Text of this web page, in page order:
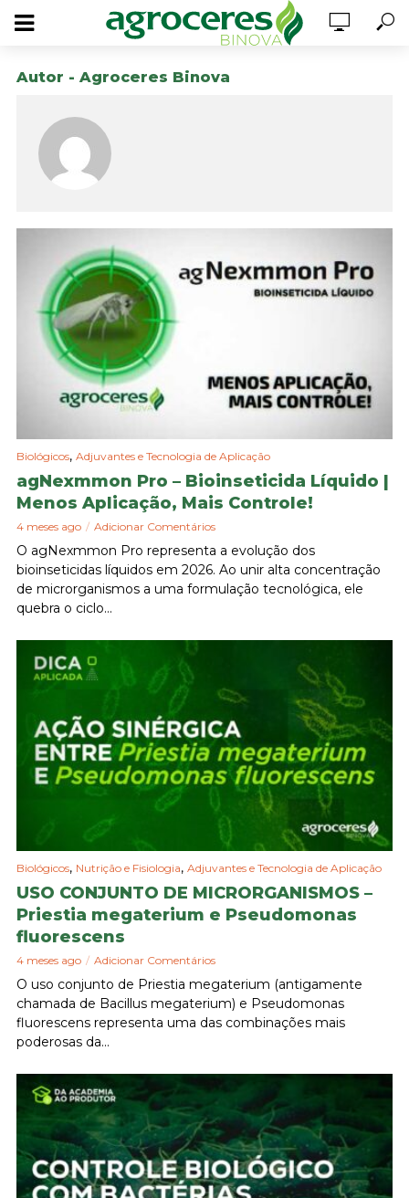
Autor - Agroceres Binova
Biológicos, Adjuvantes e Tecnologia de Aplicação
agNexmmon Pro – Bioinseticida Líquido |
Menos Aplicação, Mais Controle!
4 meses ago Adicionar Comentários
O agNexmmon Pro representa a evolução dos
bioinseticidas líquidos em 2026. Ao unir alta concentração
de microrganismos a uma formulação tecnológica, ele
quebra o ciclo...
Biológicos, Nutrição e Fisiologia, Adjuvantes e Tecnologia de Aplicação
USO CONJUNTO DE MICRORGANISMOS –
Priestia megaterium e Pseudomonas
fluorescens
4 meses ago Adicionar Comentários
O uso conjunto de Priestia megaterium (antigamente
chamada de Bacillus megaterium) e Pseudomonas
fluorescens representa uma das combinações mais
poderosas da...